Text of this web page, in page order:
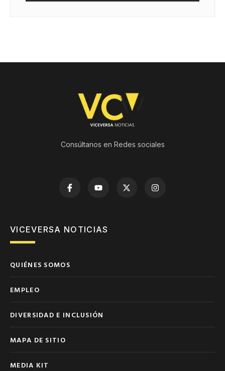
Consúltanos en Redes sociales
VICEVERSA NOTICIAS
QUIÉNES SOMOS
EMPLEO
DIVERSIDAD E INCLUSIÓN
MAPA DE SITIO
MEDIA KIT